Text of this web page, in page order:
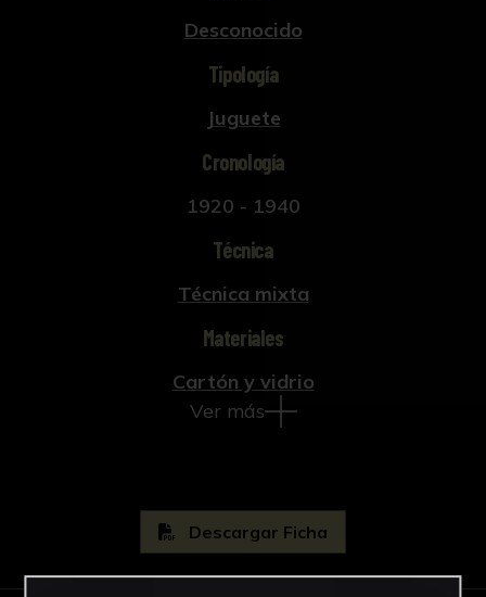
Desconocido
Tipología
Juguete
Cronología
1920 - 1940
Técnica
Técnica mixta
Materiales
Cartón y vidrio
Ver más
Descargar Ficha